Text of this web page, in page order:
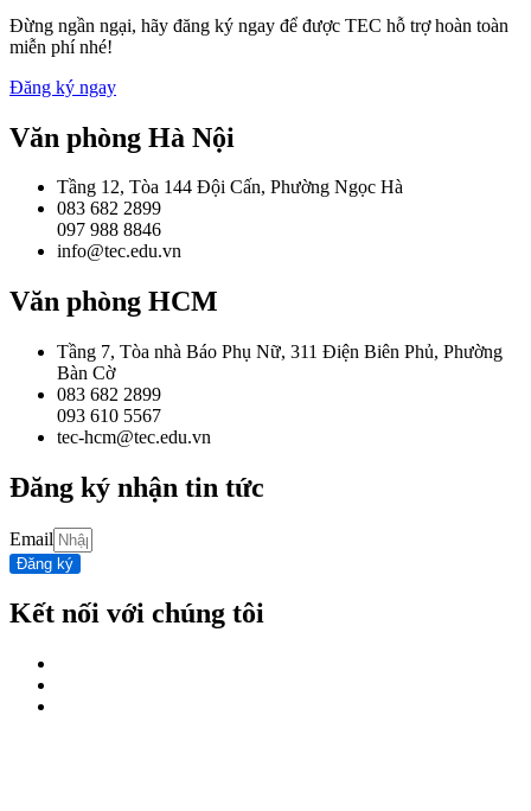
Đừng ngần ngại, hãy đăng ký ngay để được TEC hỗ trợ hoàn toàn
miễn phí nhé!
Đăng ký ngay
Văn phòng Hà Nội
Tầng 12, Tòa 144 Đội Cấn, Phường Ngọc Hà
083 682 2899
097 988 8846
info@tec.edu.vn
Văn phòng HCM
Tầng 7, Tòa nhà Báo Phụ Nữ, 311 Điện Biên Phủ, Phường
Bàn Cờ
083 682 2899
093 610 5567
tec-hcm@tec.edu.vn
Đăng ký nhận tin tức
Email
Đăng ký
Kết nối với chúng tôi